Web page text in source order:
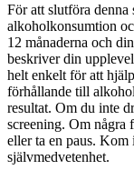
För att slutföra denna
alkoholkonsumtion
12 månaderna och
beskriver din
helt enkelt för att
förhållande till
resultat. Om du inte
screening. Om några
eller ta en paus. Kom
självmedvetenhet.